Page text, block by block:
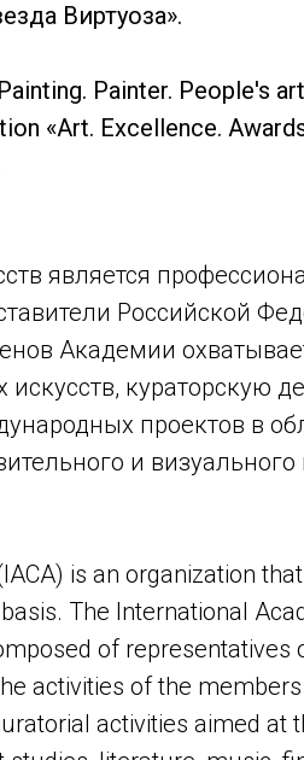
Виртуоза».
Painter. People's
«Art. Excellence.
является
Российской
Академии
кураторскую
проектов в
и визуального
is an organization
The International
of representatives
activities of the
activities aimed at